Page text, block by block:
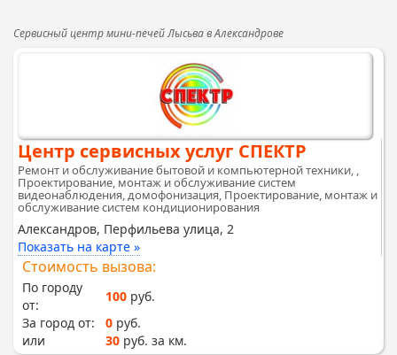
Сервисный центр мини-печей Лысьва в Александрове
Центр сервисных услуг СПЕКТР
Ремонт и обслуживание бытовой и компьютерной техники, ,
Проектирование, монтаж и обслуживание систем
видеонаблюдения, домофонизация, Проектирование, монтаж и
обслуживание систем кондиционирования
Александров, Перфильева улица, 2
Показать на карте »
Стоимость вызова:
По городу
от:
100 руб.
За город от:
0 руб.
или
30 руб. за км.